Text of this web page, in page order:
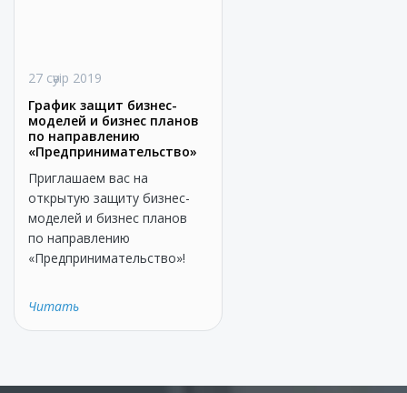
27 сәуір 2019
График защит бизнес-
моделей и бизнес планов
по направлению
«Предпринимательство»
Приглашаем вас на
открытую защиту бизнес-
моделей и бизнес планов
по направлению
«Предпринимательство»!
Читать